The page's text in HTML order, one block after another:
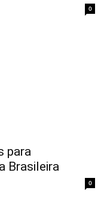
0
para
Brasileira
0